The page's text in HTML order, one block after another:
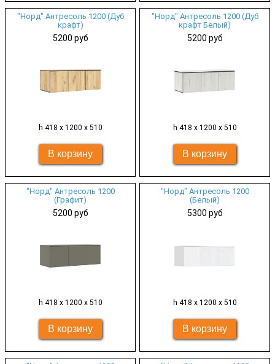
"Норд" Антресоль 1200 (Дуб
крафт)
5200 руб
h 418 х 1200 х 510
"Норд" Антресоль 1200 (Дуб
крафт Белый)
5200 руб
h 418 х 1200 х 510
"Норд" Антресоль 1200
(Графит)
5200 руб
h 418 х 1200 х 510
"Норд" Антресоль 1200
(Белый)
5300 руб
h 418 х 1200 х 510